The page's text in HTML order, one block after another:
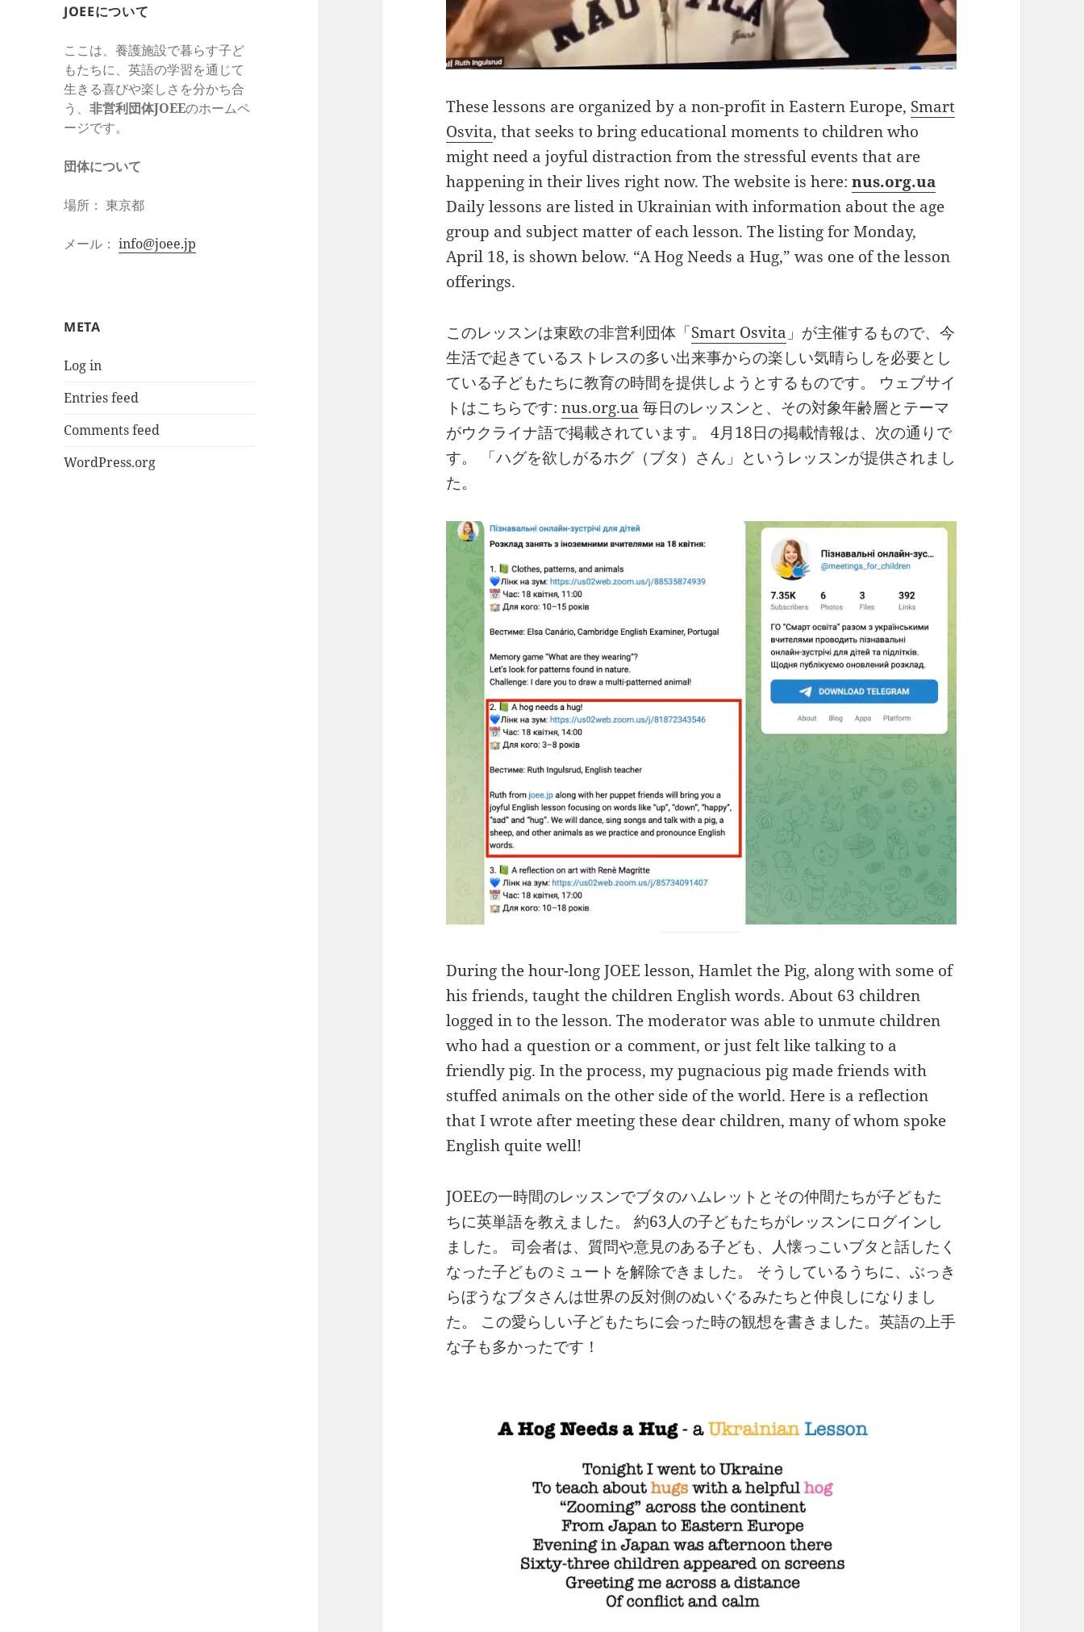
JOEEについて
ここは、養護施設で暮らす子ど
もたちに、英語の学習を通じて
生きる喜びや楽しさを分かち合
う、非営利団体JOEEのホームペ
ージです。
団体について
場所： 東京都
メール：info@joee.jp
META
Log in
Entries feed
Comments feed
WordPress.org
These lessons are organized by a non-profit in Eastern Europe, Smart
Osvita, that seeks to bring educational moments to children who
might need a joyful distraction from the stressful events that are
happening in their lives right now. The website is here:nus.org.ua
Daily lessons are listed in Ukrainian with information about the age
group and subject matter of each lesson. The listing for Monday,
April 18, is shown below. “A Hog Needs a Hug,” was one of the lesson
offerings.
このレッスンは東欧の非営利団体「Smart Osvita 」が主催するもので、今
生活で起きているストレスの多い出来事からの楽しい気晴らしを必要とし
ている子どもたちに教育の時間を提供しようとするものです。 ウェブサイ
トはこちらです:nus.org.ua 毎日のレッスンと、その対象年齢層とテーマ
がウクライナ語で掲載されています。 4月18日の掲載情報は、次の通りで
す。 「ハグを欲しがるホグ（ブタ）さん」というレッスンが提供されまし
た。
During the hour-long JOEE lesson, Hamlet the Pig, along with some of
his friends, taught the children English words. About 63 children
logged in to the lesson. The moderator was able to unmute children
who had a question or a comment, or just felt like talking to a
friendly pig. In the process, my pugnacious pig made friends with
stuffed animals on the other side of the world. Here is a reflection
that I wrote after meeting these dear children, many of whom spoke
English quite well!
JOEEの一時間のレッスンでブタのハムレットとその仲間たちが子どもた
ちに英単語を教えました。 約63人の子どもたちがレッスンにログインし
ました。 司会者は、質問や意見のある子ども、人懐っこいブタと話したく
なった子どものミュートを解除できました。 そうしているうちに、ぶっき
らぼうなブタさんは世界の反対側のぬいぐるみたちと仲良しになりまし
た。 この愛らしい子どもたちに会った時の観想を書きました。英語の上手
な子も多かったです！